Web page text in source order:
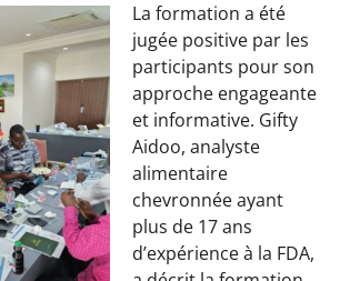
La formation a été
jugée positive par les
participants pour son
approche engageante
et informative. Gifty
Aidoo, analyste
alimentaire
chevronnée ayant
plus de 17 ans
d’expérience à la FDA,